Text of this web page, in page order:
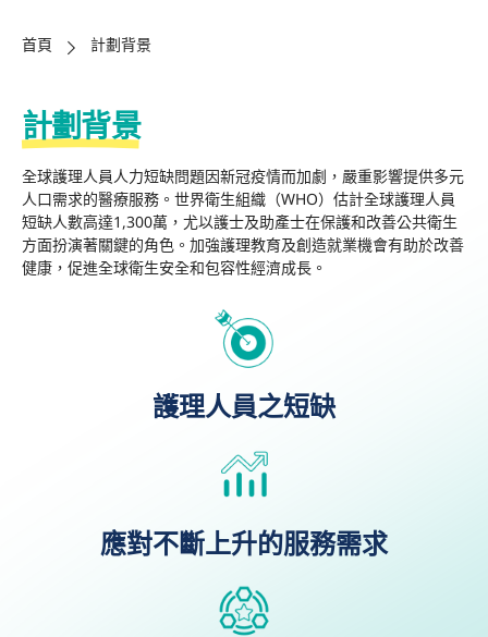
計劃背景
全球護理人員人力
人口需求的醫療服務。世界衛生組織（WHO）估計全球護理人員
短缺人數高達1,300萬，尤以護士及助產士在保護和改善公共衛生
方面扮演著關鍵的角色。加強護理教育及創造就業機會有助於改善
健康，促進全球衛生安全和包容性經濟成長。
護理人員之短缺
應對不斷上升的服務需求